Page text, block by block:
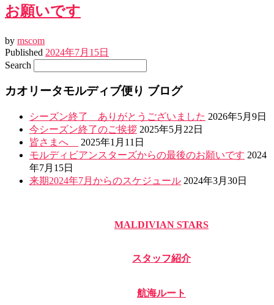
お願いです
by mscom
Published 2024年7月15日
Search
カオリータモルディブ便り ブログ
シーズン終了 ありがとうございました 2026年5月9日
今シーズン終了のご挨拶 2025年5月22日
皆さまへ
2025年1月11日
モルディビアンスターズからの最後のお願いです 2024
年7月15日
来期2024年7月からのスケジュール 2024年3月30日
MALDIVIAN STARS
スタッフ紹介
航海ルート